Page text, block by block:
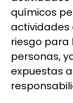
químicos
actividades
riesgo para
personas,
expuestas